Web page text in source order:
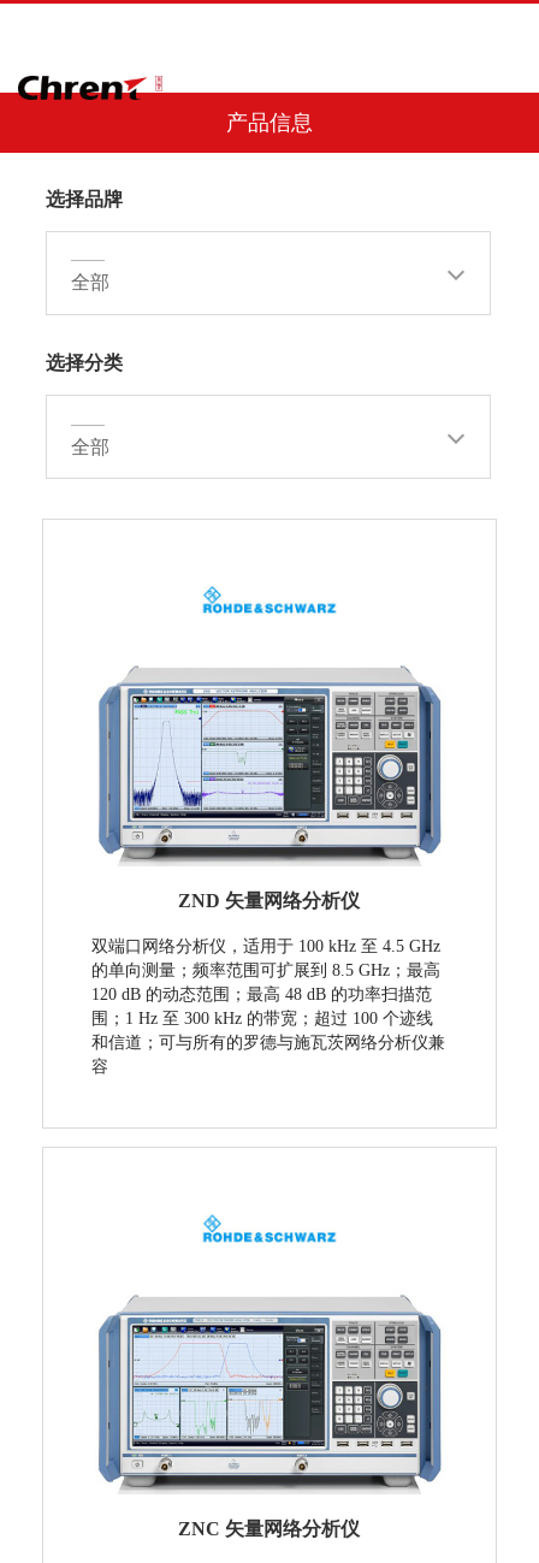
产品信息
选择品牌
——
全部
选择分类
——
全部
ZND 矢量网络分析仪
双端口网络分析仪，适用于 100 kHz 至 4.5 GHz
的单向测量；频率范围可扩展到 8.5 GHz；最高
120 dB 的动态范围；最高 48 dB 的功率扫描范
围；1 Hz 至 300 kHz 的带宽；超过 100 个迹线
和信道；可与所有的罗德与施瓦茨网络分析仪兼
容
ZNC 矢量网络分析仪